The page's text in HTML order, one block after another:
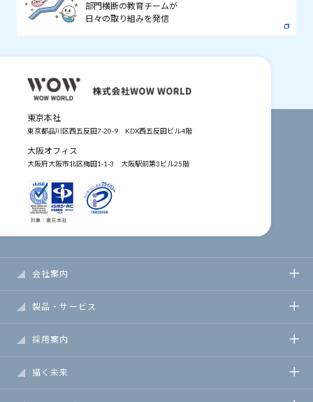
部門横断の教育チームが
日々の取り組みを発信
東京本社
東京都品川区西五反田7-20-9 KDX西五反田ビル4階
大阪オフィス
大阪府大阪市北区梅田1-1-3 大阪駅前第3ビル25階
会社案内
製品・サービス
採用案内
描く未来